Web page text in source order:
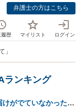
弁護士の方はこちら
履歴 マイリスト ログイン
」
ランキング
自首するも被害届けがでていなかった場合